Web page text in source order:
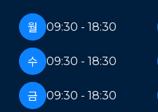
월 09:30 - 18:30
수 09:30 - 18:30
금 09:30 - 18:30